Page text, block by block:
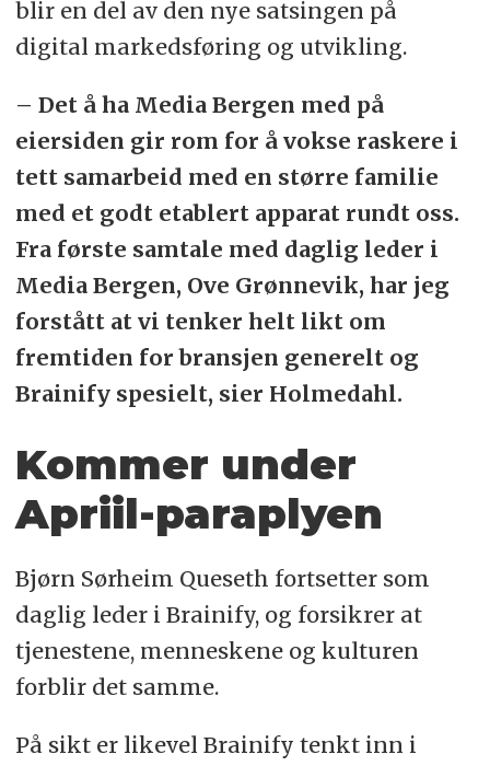
blir en del av den nye satsingen på
digital markedsføring og utvikling.
– Det å ha Media Bergen med på
eiersiden gir rom for å vokse raskere i
tett samarbeid med en større familie
med et godt etablert apparat rundt oss.
Fra første samtale med daglig leder i
Media Bergen, Ove Grønnevik, har jeg
forstått at vi tenker helt likt om
fremtiden for bransjen generelt og
Brainify spesielt, sier Holmedahl.
Kommer under
Apriil-paraplyen
Bjørn Sørheim Queseth fortsetter som
daglig leder i Brainify, og forsikrer at
tjenestene, menneskene og kulturen
forblir det samme.
På sikt er likevel Brainify tenkt inn i